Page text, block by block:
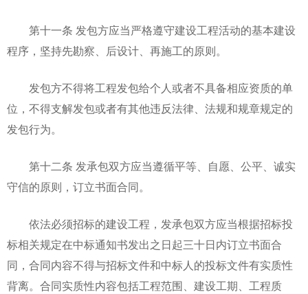
第十一条 发包方应当严格遵守建设工程活动的基本建设
程序，坚持先勘察、后设计、再施工的原则。
发包方不得将工程发包给个人或者不具备相应资质的单
位，不得支解发包或者有其他违反法律、法规和规章规定的
发包行为。
第十二条 发承包双方应当遵循平等、自愿、公平、诚实
守信的原则，订立书面合同。
依法必须招标的建设工程，发承包双方应当根据招标投
标相关规定在中标通知书发出之日起三十日内订立书面合
同，合同内容不得与招标文件和中标人的投标文件有实质性
背离。合同实质性内容包括工程范围、建设工期、工程质